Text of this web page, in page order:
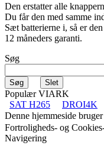
Den erstatter alle
Du får den med samme
Sæt batterierne i, så er
12 måneders garanti.
Søg
Populær VIARK
SAT H265
DROI4K
Denne hjemmeside
Fortroligheds- og
Navigering